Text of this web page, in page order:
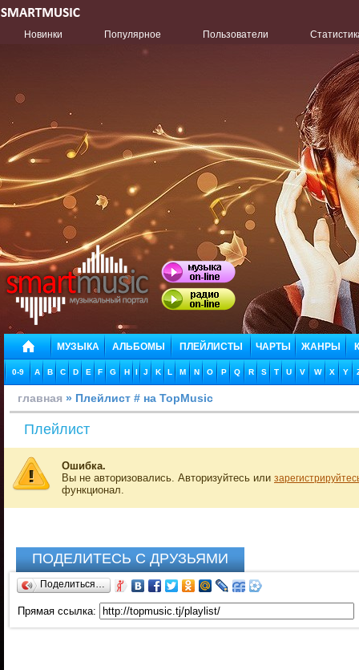
Новинки Популярное Пользователи
МУЗЫКА АЛЬБОМЫ ПЛЕЙЛИСТЫ ЧАРТЫ ЖАНРЫ
0-9 A B C D E F G H I J K L M N O P Q R S T U V W X Y
главная » Плейлист # на TopMusic
Плейлист
Ошибка.
Вы не авторизовались. Авторизуйтесь или
функционал.
ПОДЕЛИТЕСЬ С ДРУЗЬЯМИ
Поделиться…
Прямая ссылка: